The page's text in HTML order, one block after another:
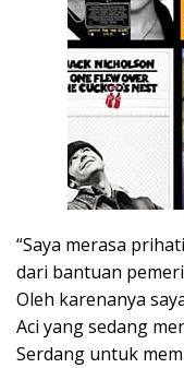
“Saya merasa
dari bantuan
Oleh karenanya
Aci yang sedang
Serdang untuk